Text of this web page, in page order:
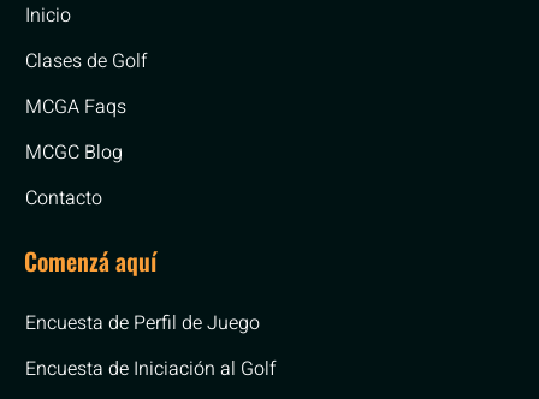
Inicio
Clases de Golf
MCGA Faqs
MCGC Blog
Contacto
Comenzá aquí
Encuesta de Perfil de Juego
Encuesta de Iniciación al Golf